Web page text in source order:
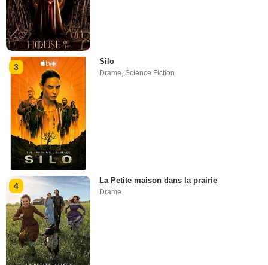
3
Silo
Drame,Science Fiction
4
La Petite maison dans la prairie
Drame